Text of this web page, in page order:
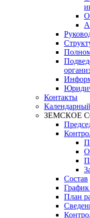
Контакты
ЗЕМСКОЕ
Состав
План